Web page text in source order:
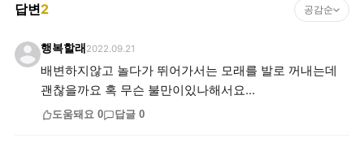
답변2 공감순
행복할래 2022.09.21
배변하지않고 놀다가 뛰어가서는 모래를 발로 꺼내는데
괜찮을까요 혹 무슨 불만이있나해서요...
도움돼요 0 답글 0